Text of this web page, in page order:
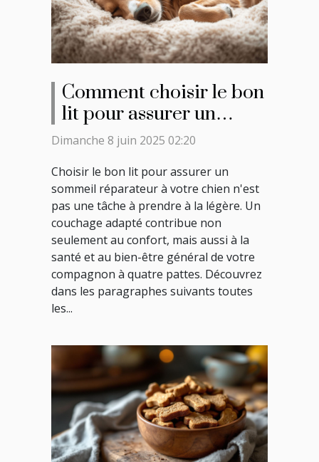
Comment choisir le bon
lit pour assurer un
sommeil réparateur à
Dimanche 8 juin 2025 02:20
Choisir le bon lit pour assurer un
sommeil réparateur à votre chien n'est
pas une tâche à prendre à la légère. Un
couchage adapté contribue non
seulement au confort, mais aussi à la
santé et au bien-être général de votre
compagnon à quatre pattes. Découvrez
dans les paragraphes suivants toutes
les...